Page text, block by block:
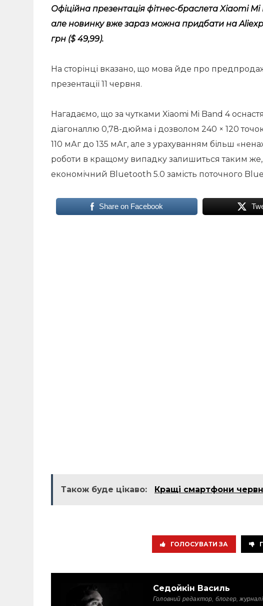
Офіційна презентація фітнес-браслета Xiaomi
але новинку вже зараз можна придбати на
грн ($ 49,99).
На сторінці вказано, що мова йде про
презентації 11 червня.
Нагадаємо, що за чутками Xiaomi Mi Band 4
діагоналлю 0,78-дюйма і дозволом 240 × 120
110 мАг до 135 мАг, але з урахуванням більш
роботи в кращому випадку залишиться таким же,
економічний Bluetooth 5.0 замість поточного
Share on Facebook
Також буде цікаво: Кращі смартфони
ГОЛОСУВАТИ ЗА
Седойкін Василь
Головний редактор, блогер,